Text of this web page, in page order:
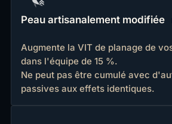
Peau artisanalement modifiée
Augmente la VIT de planage de
dans l'équipe de 15 %.
Ne peut pas être cumulé avec
passives aux effets identiques.